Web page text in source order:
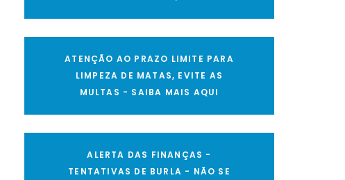
ATENÇÃO AO PRAZO LIMITE PARA
LIMPEZA DE MATAS, EVITE AS
MULTAS - SAIBA MAIS AQUI
ALERTA DAS FINANÇAS -
TENTATIVAS DE BURLA - NÃO SE